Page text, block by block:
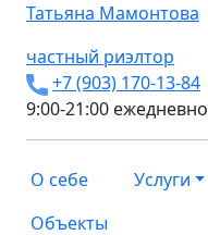
Татьяна Мамонтова
частный риэлтор
+7 (903) 170-13-84
9:00-21:00 ежедневно
О себе Услуги
Объекты